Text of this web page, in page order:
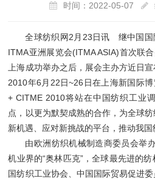
时间：2022-05-07
全球纺织网2月23日讯 继中国国
ITMA亚洲展览会(ITMA ASIA)首次联
上海成功举办之后，展会主办方近日
2010年6月22日~26日在上海新国际
+ CITME 2010将站在中国纺织工业
点，以更为默契成熟的合作，为全球
新机遇、应对新挑战的平台，推动我国
由欧洲纺织机械制造商委员会举
机业界的“奥林匹克”，全球最先进的
国纺织工业协会、中国国际贸易促进